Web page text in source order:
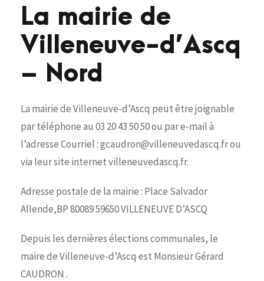
La mairie de
Villeneuve-d’Ascq
– Nord
La mairie de Villeneuve-d’Ascq peut être joignable
par téléphone au 03 20 43 50 50 ou par e-mail à
l’adresse Courriel : gcaudron@villeneuvedascq.fr ou
via leur site internet villeneuvedascq.fr.
Adresse postale de la mairie : Place Salvador
Allende,BP 80089 59650 VILLENEUVE D’ASCQ
Depuis les dernières élections communales, le
maire de Villeneuve-d’Ascq est Monsieur Gérard
CAUDRON .